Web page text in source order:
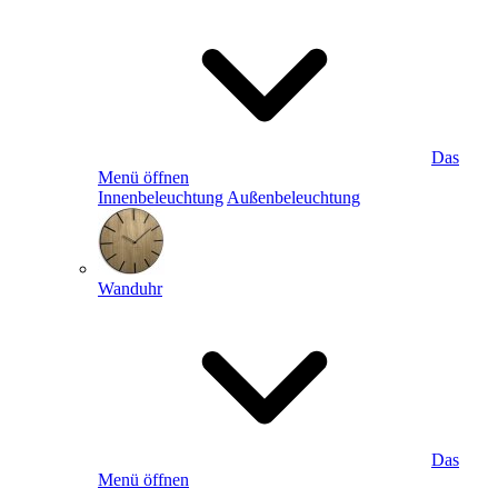
Das
Menü öffnen
Innenbeleuchtung Außenbeleuchtung
Wanduhr
Das
Menü öffnen